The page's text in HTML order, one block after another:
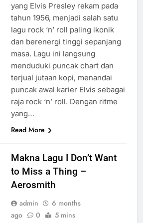
yang Elvis Presley rekam pada
tahun 1956, menjadi salah satu
lagu rock ‘n’ roll paling ikonik
dan berenergi tinggi sepanjang
masa. Lagu ini langsung
menduduki puncak chart dan
terjual jutaan kopi, menandai
puncak awal karier Elvis sebagai
raja rock ‘n’ roll. Dengan ritme
yang…
Read More
Makna Lagu I Don’t Want
to Miss a Thing –
Aerosmith
admin
6 months
ago
0 5 mins